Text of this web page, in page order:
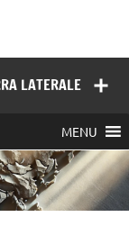
LATERALE
MENU